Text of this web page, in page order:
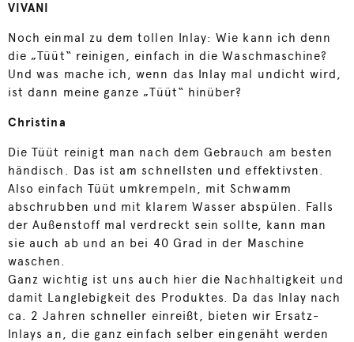
VIVANI
Noch einmal zu dem tollen Inlay: Wie kann ich denn
die „Tüüt“ reinigen, einfach in die Waschmaschine?
Und was mache ich, wenn das Inlay mal undicht wird,
ist dann meine ganze „Tüüt“ hinüber?
Christina
Die Tüüt reinigt man nach dem Gebrauch am besten
händisch. Das ist am schnellsten und effektivsten.
Also einfach Tüüt umkrempeln, mit Schwamm
abschrubben und mit klarem Wasser abspülen. Falls
der Außenstoff mal verdreckt sein sollte, kann man
sie auch ab und an bei 40 Grad in der Maschine
waschen.
Ganz wichtig ist uns auch hier die Nachhaltigkeit und
damit Langlebigkeit des Produktes. Da das Inlay nach
ca. 2 Jahren schneller einreißt, bieten wir Ersatz-
Inlays an, die ganz einfach selber eingenäht werden